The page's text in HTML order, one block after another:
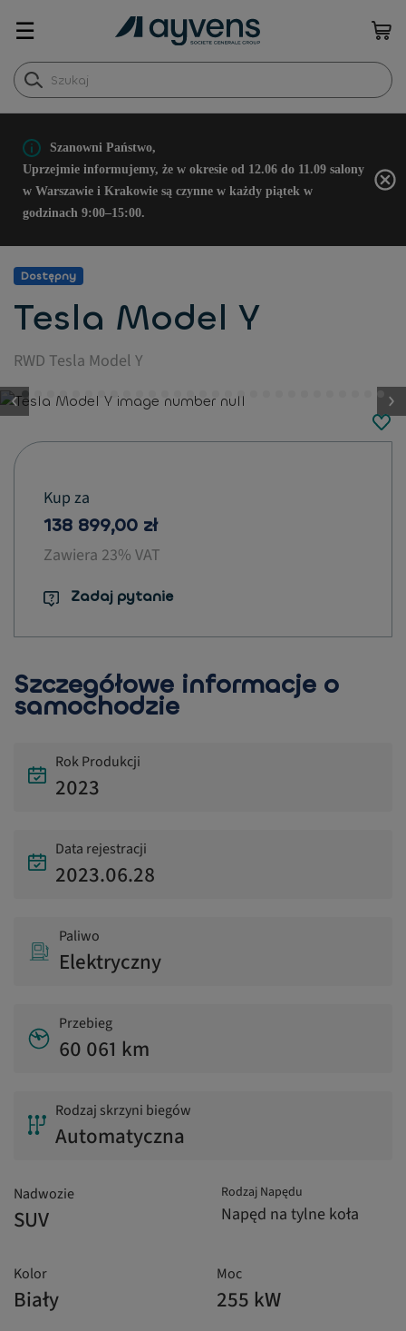
☰
Szanowni Państwo,
Uprzejmie informujemy, że w okresie od 12.06 do 11.09 salony
w Warszawie i Krakowie są czynne w każdy piątek w
godzinach 9:00–15:00.
Dostępny
Tesla Model Y
RWD Tesla Model Y
button.previous
Kup za
138 899,00 zł
Zawiera 23% VAT
Zadaj pytanie
Szczegółowe informacje o
samochodzie
Rok Produkcji
2023
Data rejestracji
2023.06.28
Paliwo
Elektryczny
Przebieg
60 061 km
Rodzaj skrzyni biegów
Automatyczna
Nadwozie
SUV
Rodzaj Napędu
Napęd na tylne koła
Kolor
Biały
Moc
255 kW